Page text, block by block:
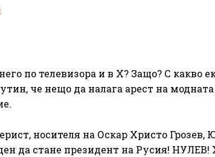
по телевизора и в Х? Защо? С какво
че нещо да налага арест на
носителя на Оскар Христо Грозев,
да стане президент на Русия! НУЛЕВ!